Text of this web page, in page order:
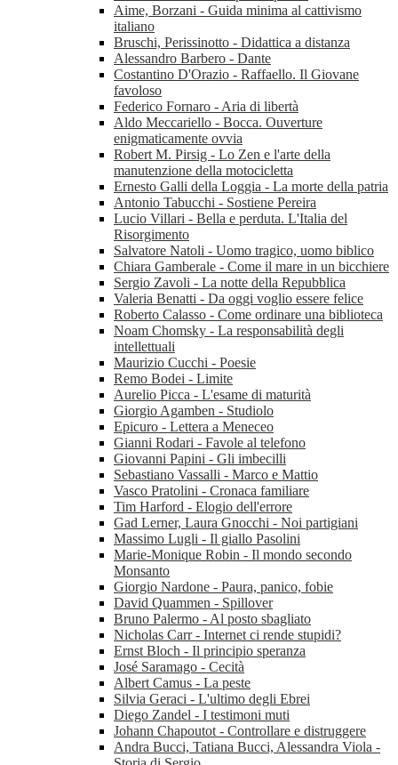
Aime, Borzani - Guida minima al cattivismo
italiano
Bruschi, Perissinotto - Didattica a distanza
Alessandro Barbero - Dante
Costantino D'Orazio - Raffaello. Il Giovane
favoloso
Federico Fornaro - Aria di libertà
Aldo Meccariello - Bocca. Ouverture
enigmaticamente ovvia
Robert M. Pirsig - Lo Zen e l'arte della
manutenzione della motocicletta
Ernesto Galli della Loggia - La morte della patria
Antonio Tabucchi - Sostiene Pereira
Lucio Villari - Bella e perduta. L'Italia del
Risorgimento
Salvatore Natoli - Uomo tragico, uomo biblico
Chiara Gamberale - Come il mare in un bicchiere
Sergio Zavoli - La notte della Repubblica
Valeria Benatti - Da oggi voglio essere felice
Roberto Calasso - Come ordinare una biblioteca
Noam Chomsky - La responsabilità degli
intellettuali
Maurizio Cucchi - Poesie
Remo Bodei - Limite
Aurelio Picca - L'esame di maturità
Giorgio Agamben - Studiolo
Epicuro - Lettera a Meneceo
Gianni Rodari - Favole al telefono
Giovanni Papini - Gli imbecilli
Sebastiano Vassalli - Marco e Mattio
Vasco Pratolini - Cronaca familiare
Tim Harford - Elogio dell'errore
Gad Lerner, Laura Gnocchi - Noi partigiani
Massimo Lugli - Il giallo Pasolini
Marie-Monique Robin - Il mondo secondo
Monsanto
Giorgio Nardone - Paura, panico, fobie
David Quammen - Spillover
Bruno Palermo - Al posto sbagliato
Nicholas Carr - Internet ci rende stupidi?
Ernst Bloch - Il principio speranza
José Saramago - Cecità
Albert Camus - La peste
Silvia Geraci - L'ultimo degli Ebrei
Diego Zandel - I testimoni muti
Johann Chapoutot - Controllare e distruggere
Andra Bucci, Tatiana Bucci, Alessandra Viola -